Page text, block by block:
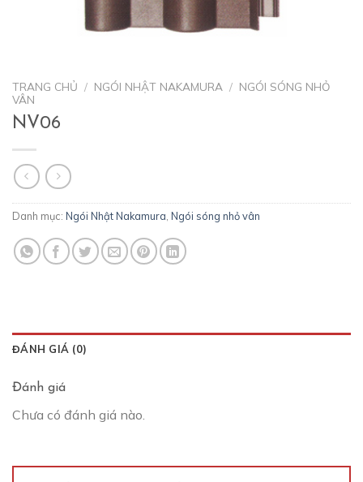
TRANG CHỦ / NGÓI NHẬT NAKAMURA / NGÓI SÓNG NHỎ
VÂN
NV06
Danh mục: Ngói Nhật Nakamura Ngói sóng nhỏ vân
ĐÁNH GIÁ (0)
Đánh giá
Chưa có đánh giá nào.